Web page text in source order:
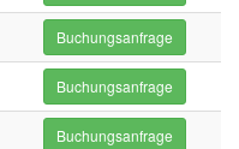
Buchungsanfrage
Buchungsanfrage
Buchungsanfrage